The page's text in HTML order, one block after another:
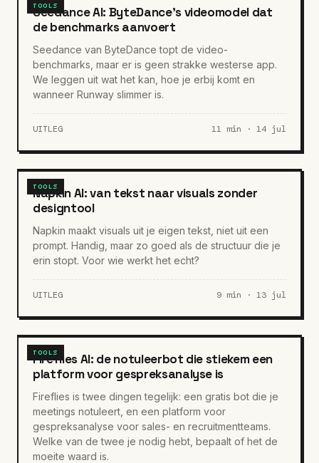
TOOLS
Seedance AI: ByteDance's videomodel dat
de benchmarks aanvoert
Seedance van ByteDance topt de video-
benchmarks, maar er is geen strakke westerse app.
We leggen uit wat het kan, hoe je erbij komt en
wanneer Runway slimmer is.
UITLEG 11 min · 14 jul
TOOLS
Napkin AI: van tekst naar visuals zonder
designtool
Napkin maakt visuals uit je eigen tekst, niet uit een
prompt. Handig, maar zo goed als de structuur die je
erin stopt. Voor wie werkt het echt?
UITLEG 9 min · 13 jul
TOOLS
Fireflies AI: de notuleerbot die stiekem een
platform voor gespreksanalyse is
Fireflies is twee dingen tegelijk: een gratis bot die je
meetings notuleert, en een platform voor
gespreksanalyse voor sales- en recruitmentteams.
Welke van de twee je nodig hebt, bepaalt of het de
moeite waard is.